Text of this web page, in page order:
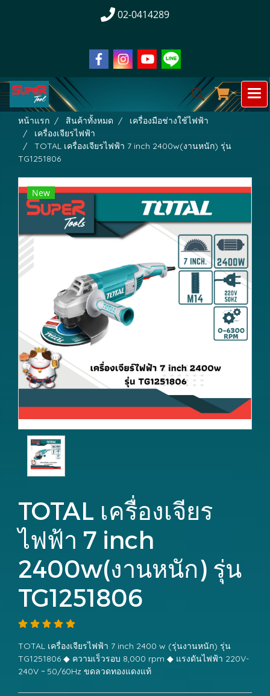
02-0414289
หน้าแรก สินค้าทั้งหมด
เครื่องมือช่างใช้ไฟฟ้า
เครื่องเจียรไฟฟ้า
TOTAL เครื่องเจียรไฟฟ้า 7 inch 2400w(งานหนัก) รุ่น
TG1251806
New
TOTAL เครื่องเจียร
ไฟฟ้า 7 inch
2400w(งานหนัก) รุ่น
TG1251806
TOTAL เครื่องเจียรไฟฟ้า 7 inch 2400 w (รุ่นงานหนัก) รุ่น
TG1251806 ◆ ความเร็วรอบ 8,000 rpm ◆ แรงดันไฟฟ้า 220V-
240V ~ 50/60Hz ขดลวดทองแดงแท้